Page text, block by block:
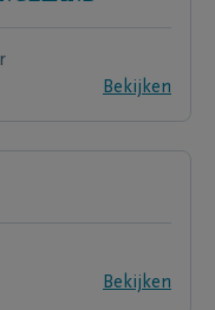
Bekijken
Bekijken